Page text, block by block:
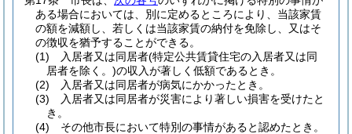
ある場合においては、別に定めるところにより、当該家賃
の額を減額し、若しくは当該家賃の納付を免除し、又はそ
の徴収を猶予することができる。
(1)
入居者又は同居者(特定公共賃貸住宅の入居者又は同
居者を除く。)の収入が著しく低額であるとき。
(2)
入居者又は同居者が病気にかかったとき。
(3)
入居者又は同居者が災害により著しい損害を受けたと
き。
(4)
その他市長において特別の事情があると認めたとき。